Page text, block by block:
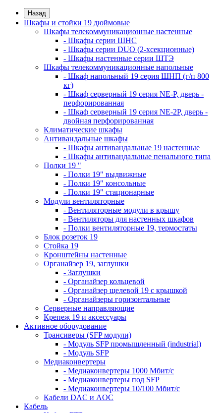
Назад
Шкафы и стойки 19 дюймовые
Шкафы телекоммуникационные настенные
- Шкафы серии ШНС
- Шкафы серии DUO (2-хсекционные)
- Шкафы настенные серии ШТЭ
Шкафы телекоммуникационные напольные
- Шкаф напольный 19 серия ШНП (г/п 800
кг)
- Шкаф серверный 19 серия NE-P, дверь -
перфорированная
- Шкаф серверный 19 серия NE-2P, дверь -
двойная перфорированная
Климатические шкафы
Антивандальные шкафы
- Шкафы антивандальные 19 настенные
- Шкафы антивандальные пенального типа
Полки 19 "
- Полки 19" выдвижные
- Полки 19" консольные
- Полки 19" стационарные
Модули вентиляторные
- Вентиляторные модули в крышу
- Вентиляторы для настенных шкафов
- Полки вентиляторные 19, термостаты
Блок розеток 19
Стойка 19
Кронштейны настенные
Органайзер 19, заглушки
- Заглушки
- Органайзер кольцевой
- Органайзер щелевой 19 с крышкой
- Органайзеры горизонтальные
Серверные направляющие
Крепеж 19 и аксессуары
Активное оборудование
Трансиверы (SFP модули)
- Модуль SFP промышленный (industrial)
- Модуль SFP
Медиаконвертеры
- Медиаконвертеры 1000 Мбит/с
- Медиаконвертеры под SFP
- Медиаконвертеры 10/100 Мбит/с
Кабели DAC и AOC
Кабель